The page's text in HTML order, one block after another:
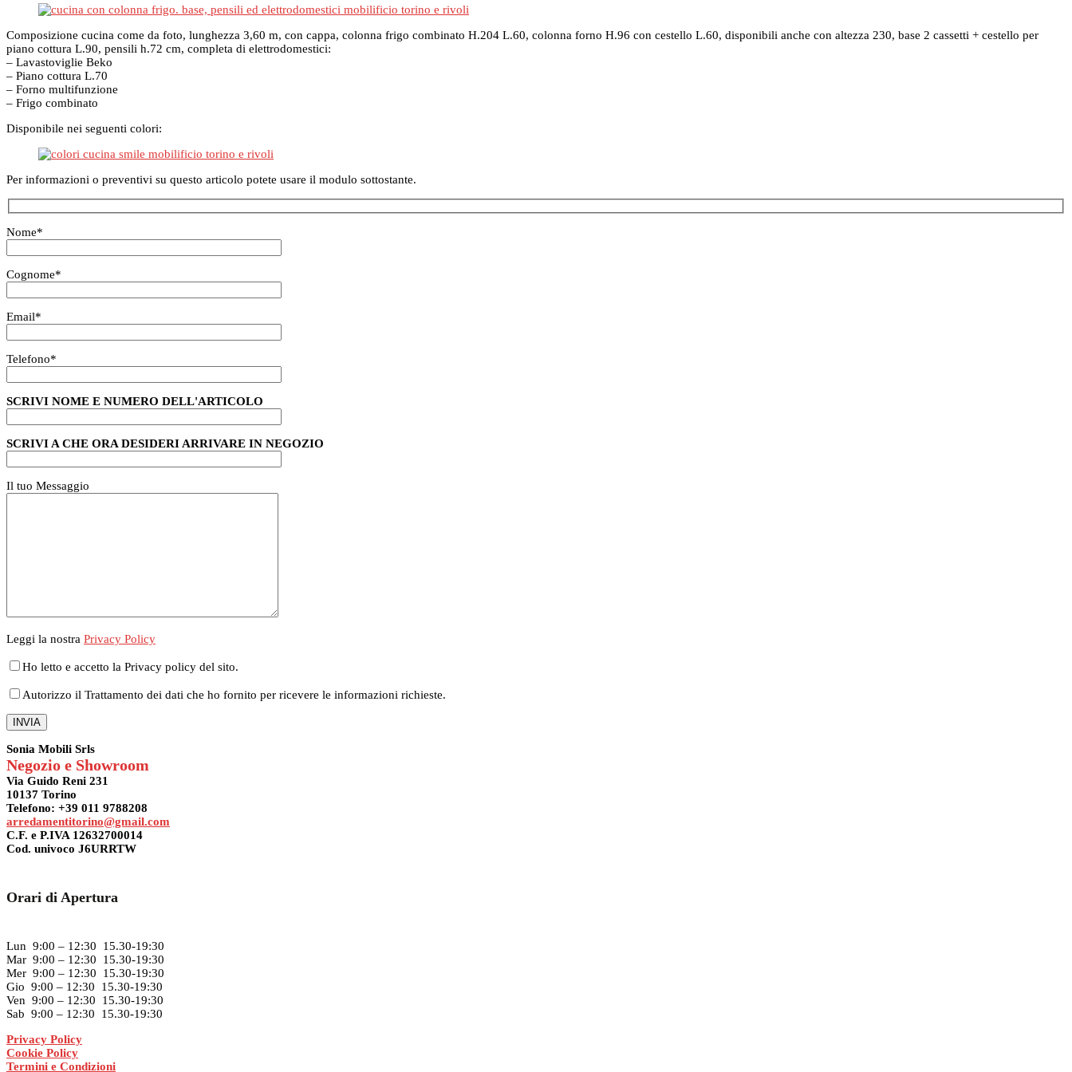
Composizione cucina come da foto, lunghezza 3,60 m, con cappa, colonna frigo combinato H.204 L.60, colonna forno H.96 con cestello L.60, disponibili anche con altezza 230, base 2 cassetti + cestello per
piano cottura L.90, pensili h.72 cm, completa di elettrodomestici:
– Lavastoviglie Beko
– Piano cottura L.70
– Forno multifunzione
– Frigo combinato
Disponibile nei seguenti colori:
Per informazioni o preventivi su questo articolo potete usare il modulo sottostante.
Nome*
Cognome*
Email*
Telefono*
SCRIVI NOME E NUMERO DELL'ARTICOLO
SCRIVI A CHE ORA DESIDERI ARRIVARE IN NEGOZIO
Il tuo Messaggio
Leggi la nostra Privacy Policy
Ho letto e accetto la Privacy policy del sito.
Autorizzo il Trattamento dei dati che ho fornito per ricevere le informazioni richieste.
Sonia Mobili Srls
Negozio e Showroom
Via Guido Reni 231
10137 Torino
Telefono: +39 011 9788208
arredamentitorino@gmail.com
C.F. e P.IVA 12632700014
Cod. univoco J6URRTW
Orari di Apertura
Lun 9:00 – 12:30 15.30-19:30
Mar 9:00 – 12:30 15.30-19:30
Mer 9:00 – 12:30 15.30-19:30
Gio 9:00 – 12:30 15.30-19:30
Ven 9:00 – 12:30 15.30-19:30
Sab 9:00 – 12:30 15.30-19:30
Privacy Policy
Cookie Policy
Termini e Condizioni